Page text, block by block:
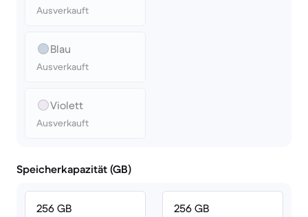
Ausverkauft
Blau
Ausverkauft
Violett
Ausverkauft
Speicherkapazität (GB)
256 GB 256 GB